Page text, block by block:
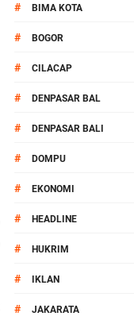
# BIMA KOTA
# BOGOR
# CILACAP
# DENPASAR BAL
# DENPASAR BALI
# DOMPU
# EKONOMI
# HEADLINE
# HUKRIM
# IKLAN
# JAKARATA